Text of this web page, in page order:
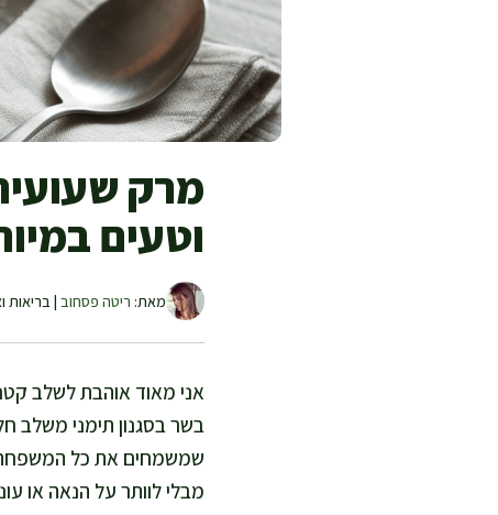
מרק
וטעים
מאת: ריטה פסחוב | בריאות
אני מאוד אוהבת לשלב
בשר בסגנון תימני משלב
שמשמחים את כל המשפחה.
מבלי לוותר על הנאה או